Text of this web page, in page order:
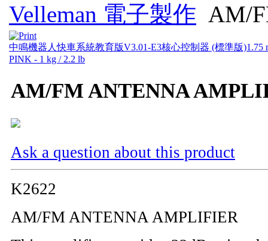
Velleman 電子製作 AM/
中鳴機器人快車系統教育版V3.01-E3核心控制器 (標準版)1.75
PINK - 1 kg / 2.2 lb
AM/FM ANTENNA
Ask a question about this product
K2622
AM/FM ANTENNA AMPLIFIER